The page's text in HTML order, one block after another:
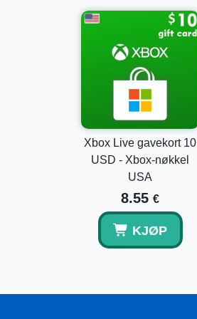
Xbox Live gavekort 10
USD - Xbox-nøkkel
USA
8.55 €
KJØP